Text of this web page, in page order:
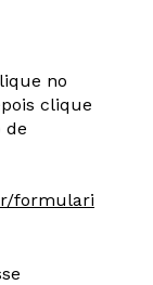
no
clique
de
formulari